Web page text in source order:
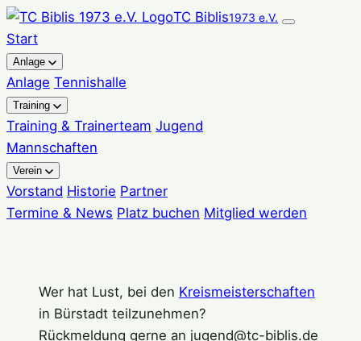
Zum
Inhalt
springen
TC Biblis1973 e.V.
Start
Anlage
Anlage Tennishalle
Training
Training & Trainerteam Jugend
Mannschaften
Verein
Vorstand Historie Partner
Termine & News Platz buchen Mitglied werden
Wer hat Lust, bei den Kreismeisterschaften
in Bürstadt teilzunehmen?
Rückmeldung gerne an jugend@tc-biblis.de